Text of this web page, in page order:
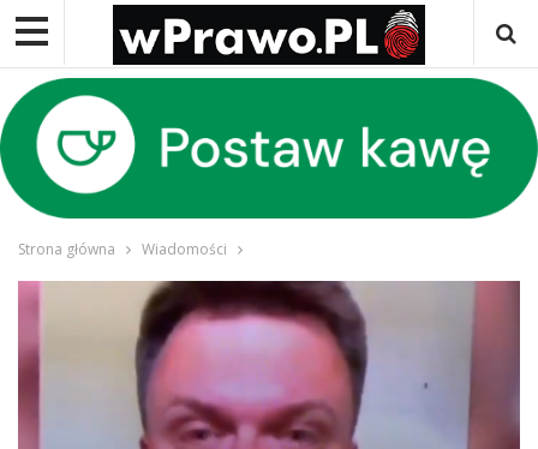
Strona główna Wiadomości